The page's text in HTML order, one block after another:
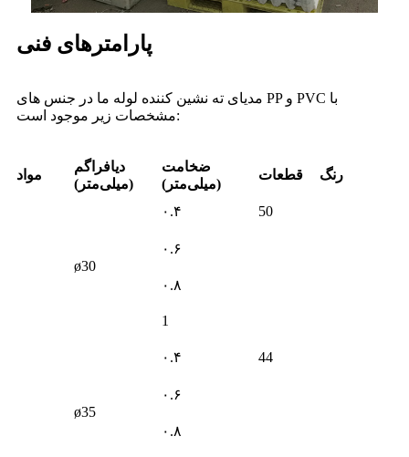
پارامترهای فنی
مدیای ته نشین کننده لوله ما در جنس های PP و PVC با
مشخصات زیر موجود است:
مواد
دیافراگم
(میلی‌متر)
ضخامت
(میلی‌متر)
قطعات رنگ
ø30
۰.۴ 50
۰.۶
۰.۸
1
ø35
۰.۴ 44
۰.۶
۰.۸